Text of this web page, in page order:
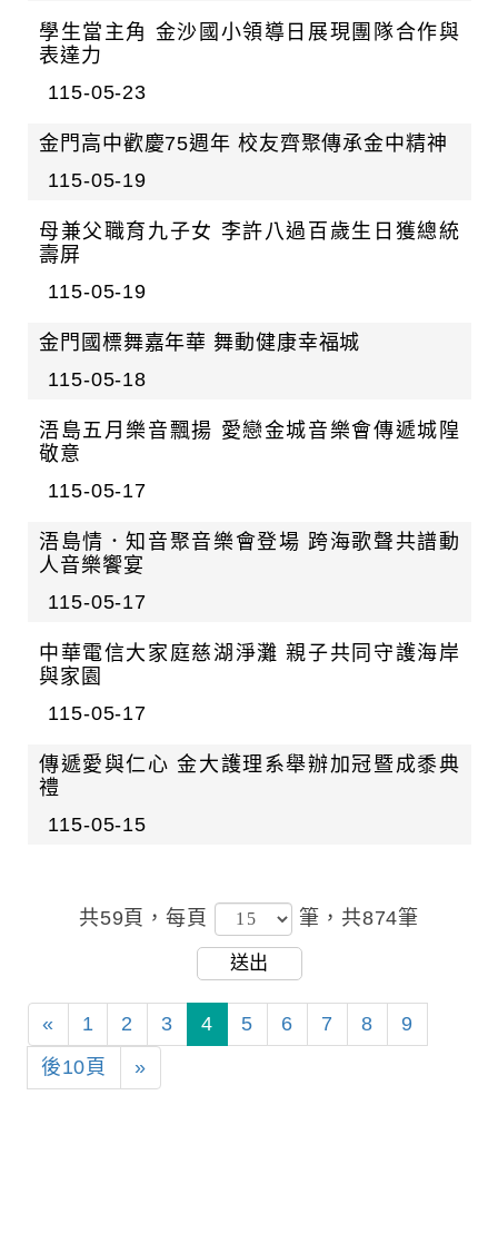
學生當主角 金沙國小領導日展現團隊合作與
表達力
115-05-23
金門高中歡慶75週年 校友齊聚傳承金中精神
115-05-19
母兼父職育九子女 李許八過百歲生日獲總統
壽屏
115-05-19
金門國標舞嘉年華 舞動健康幸福城
115-05-18
浯島五月樂音飄揚 愛戀金城音樂會傳遞城隍
敬意
115-05-17
浯島情．知音聚音樂會登場 跨海歌聲共譜動
人音樂饗宴
115-05-17
中華電信大家庭慈湖淨灘 親子共同守護海岸
與家園
115-05-17
傳遞愛與仁心 金大護理系舉辦加冠暨成黍典
禮
115-05-15
共59頁，每頁 筆，共874筆
送出
« 1 2 3 4 5 6 7 8
9
後10頁
»